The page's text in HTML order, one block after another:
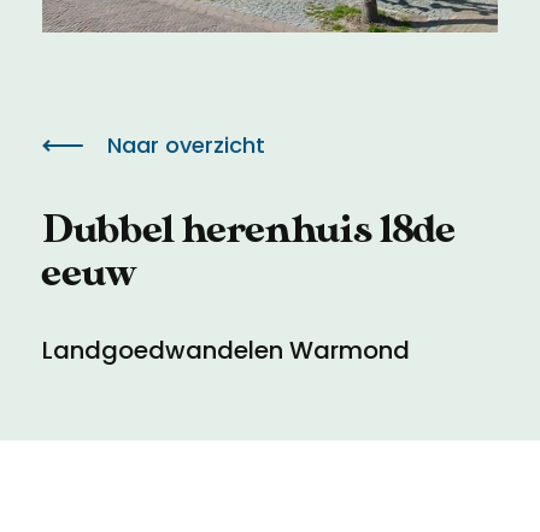
Dubbel herenhuis 18de
eeuw
Landgoedwandelen Warmond
Naar overzicht